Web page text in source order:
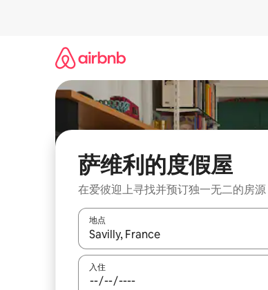
萨维利的度假屋
在爱彼迎上寻找并预订独一无二的房源
地点
如有搜索结果，请使用上下方向键查看，
入住